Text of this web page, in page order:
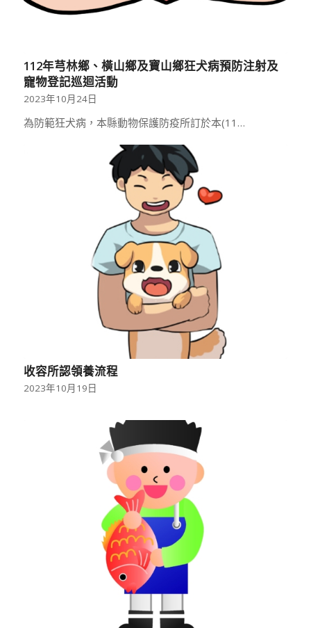
112年芎林鄉、橫山鄉及寶山鄉狂犬病預防注射及
寵物登記巡迴活動
2023年10月24日
為防範狂犬病，本縣動物保護防疫所訂於本(11…
收容所認領養流程
2023年10月19日